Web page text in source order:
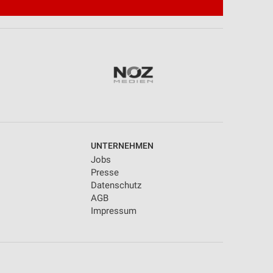
UNTERNEHMEN
Jobs
Presse
Datenschutz
AGB
Impressum